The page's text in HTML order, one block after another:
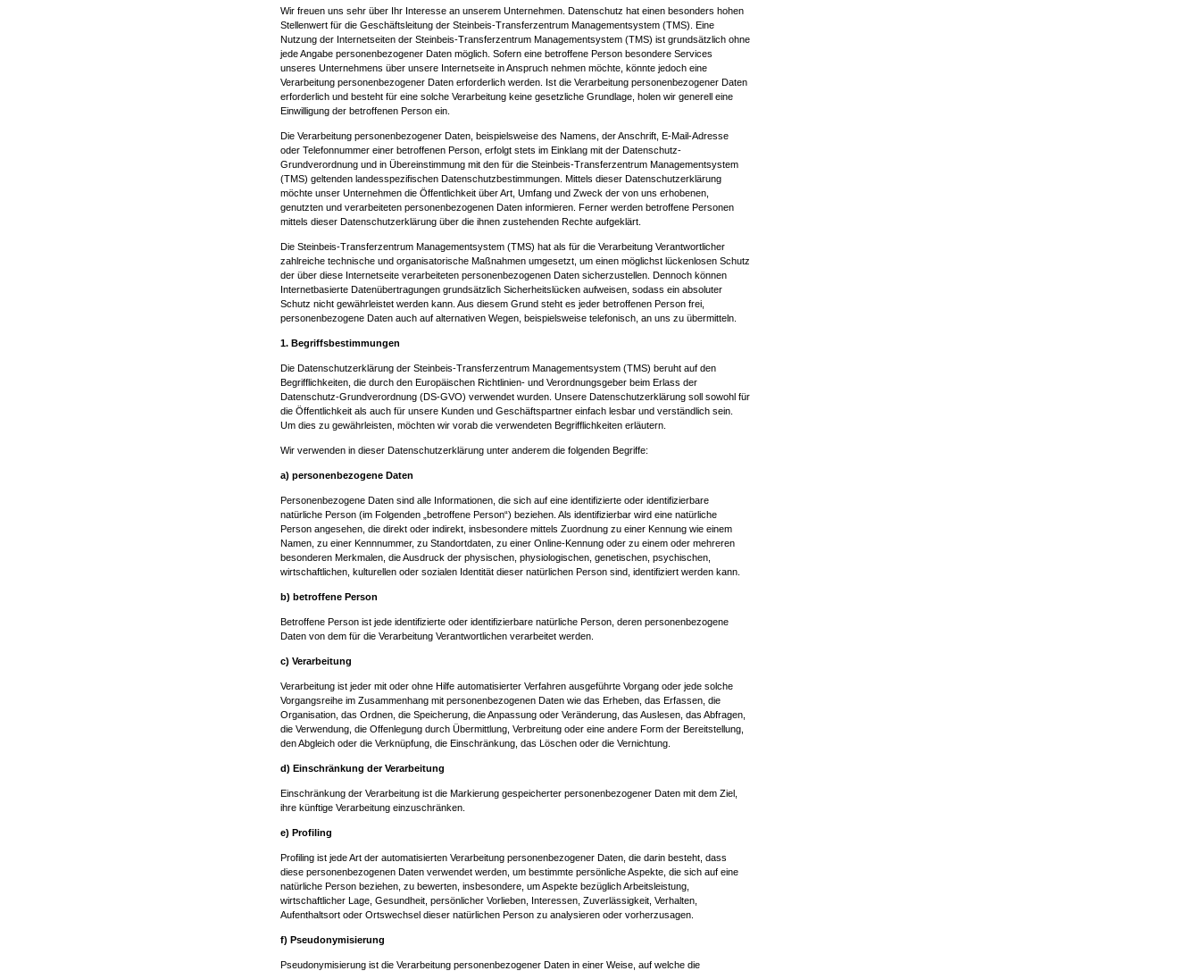
Wir freuen uns sehr über Ihr Interesse an unserem Unternehmen. Datenschutz hat einen besonders hohen
Stellenwert für die Geschäftsleitung der Steinbeis-Transferzentrum Managementsystem (TMS). Eine
Nutzung der Internetseiten der Steinbeis-Transferzentrum Managementsystem (TMS) ist grundsätzlich ohne
jede Angabe personenbezogener Daten möglich. Sofern eine betroffene Person besondere Services
unseres Unternehmens über unsere Internetseite in Anspruch nehmen möchte, könnte jedoch eine
Verarbeitung personenbezogener Daten erforderlich werden. Ist die Verarbeitung personenbezogener Daten
erforderlich und besteht für eine solche Verarbeitung keine gesetzliche Grundlage, holen wir generell eine
Einwilligung der betroffenen Person ein.
Die Verarbeitung personenbezogener Daten, beispielsweise des Namens, der Anschrift, E-Mail-Adresse
oder Telefonnummer einer betroffenen Person, erfolgt stets im Einklang mit der Datenschutz-
Grundverordnung und in Übereinstimmung mit den für die Steinbeis-Transferzentrum Managementsystem
(TMS) geltenden landesspezifischen Datenschutzbestimmungen. Mittels dieser Datenschutzerklärung
möchte unser Unternehmen die Öffentlichkeit über Art, Umfang und Zweck der von uns erhobenen,
genutzten und verarbeiteten personenbezogenen Daten informieren. Ferner werden betroffene Personen
mittels dieser Datenschutzerklärung über die ihnen zustehenden Rechte aufgeklärt.
Die Steinbeis-Transferzentrum Managementsystem (TMS) hat als für die Verarbeitung Verantwortlicher
zahlreiche technische und organisatorische Maßnahmen umgesetzt, um einen möglichst lückenlosen Schutz
der über diese Internetseite verarbeiteten personenbezogenen Daten sicherzustellen. Dennoch können
Internetbasierte Datenübertragungen grundsätzlich Sicherheitslücken aufweisen, sodass ein absoluter
Schutz nicht gewährleistet werden kann. Aus diesem Grund steht es jeder betroffenen Person frei,
personenbezogene Daten auch auf alternativen Wegen, beispielsweise telefonisch, an uns zu übermitteln.
1. Begriffsbestimmungen
Die Datenschutzerklärung der Steinbeis-Transferzentrum Managementsystem (TMS) beruht auf den
Begrifflichkeiten, die durch den Europäischen Richtlinien- und Verordnungsgeber beim Erlass der
Datenschutz-Grundverordnung (DS-GVO) verwendet wurden. Unsere Datenschutzerklärung soll sowohl für
die Öffentlichkeit als auch für unsere Kunden und Geschäftspartner einfach lesbar und verständlich sein.
Um dies zu gewährleisten, möchten wir vorab die verwendeten Begrifflichkeiten erläutern.
Wir verwenden in dieser Datenschutzerklärung unter anderem die folgenden Begriffe:
a) personenbezogene Daten
Personenbezogene Daten sind alle Informationen, die sich auf eine identifizierte oder identifizierbare
natürliche Person (im Folgenden „betroffene Person“) beziehen. Als identifizierbar wird eine natürliche
Person angesehen, die direkt oder indirekt, insbesondere mittels Zuordnung zu einer Kennung wie einem
Namen, zu einer Kennnummer, zu Standortdaten, zu einer Online-Kennung oder zu einem oder mehreren
besonderen Merkmalen, die Ausdruck der physischen, physiologischen, genetischen, psychischen,
wirtschaftlichen, kulturellen oder sozialen Identität dieser natürlichen Person sind, identifiziert werden kann.
b) betroffene Person
Betroffene Person ist jede identifizierte oder identifizierbare natürliche Person, deren personenbezogene
Daten von dem für die Verarbeitung Verantwortlichen verarbeitet werden.
c) Verarbeitung
Verarbeitung ist jeder mit oder ohne Hilfe automatisierter Verfahren ausgeführte Vorgang oder jede solche
Vorgangsreihe im Zusammenhang mit personenbezogenen Daten wie das Erheben, das Erfassen, die
Organisation, das Ordnen, die Speicherung, die Anpassung oder Veränderung, das Auslesen, das Abfragen,
die Verwendung, die Offenlegung durch Übermittlung, Verbreitung oder eine andere Form der Bereitstellung,
den Abgleich oder die Verknüpfung, die Einschränkung, das Löschen oder die Vernichtung.
d) Einschränkung der Verarbeitung
Einschränkung der Verarbeitung ist die Markierung gespeicherter personenbezogener Daten mit dem Ziel,
ihre künftige Verarbeitung einzuschränken.
e) Profiling
Profiling ist jede Art der automatisierten Verarbeitung personenbezogener Daten, die darin besteht, dass
diese personenbezogenen Daten verwendet werden, um bestimmte persönliche Aspekte, die sich auf eine
natürliche Person beziehen, zu bewerten, insbesondere, um Aspekte bezüglich Arbeitsleistung,
wirtschaftlicher Lage, Gesundheit, persönlicher Vorlieben, Interessen, Zuverlässigkeit, Verhalten,
Aufenthaltsort oder Ortswechsel dieser natürlichen Person zu analysieren oder vorherzusagen.
f) Pseudonymisierung
Pseudonymisierung ist die Verarbeitung personenbezogener Daten in einer Weise, auf welche die